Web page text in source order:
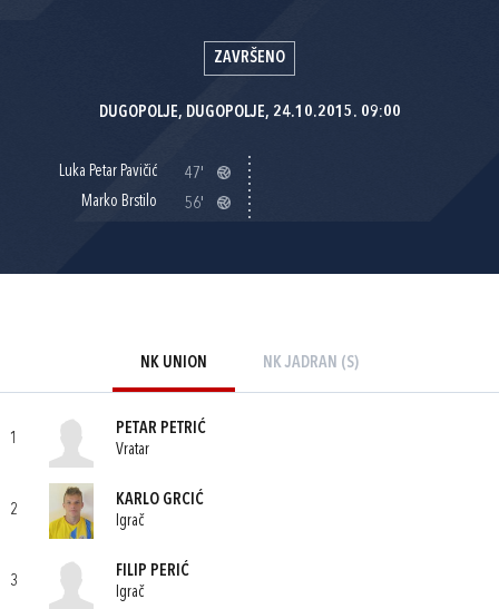
ZAVRŠENO
DUGOPOLJE, DUGOPOLJE, 24.10.2015. 09:00
Luka Petar Pavičić
47'
Marko Brstilo
56'
NK UNION NK JADRAN (S)
1
PETAR PETRIĆ
Vratar
2
KARLO GRCIĆ
Igrač
3
FILIP PERIĆ
Igrač